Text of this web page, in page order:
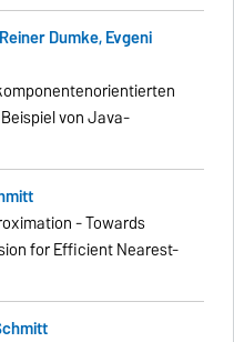
Dumke, Evgeni
von Java-
- Towards
for Efficient Nearest-